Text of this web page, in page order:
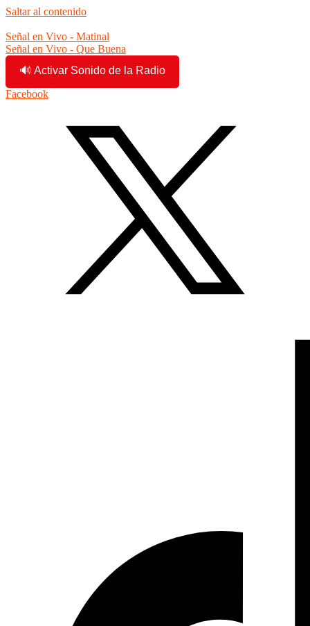
Saltar al contenido
Señal en Vivo - Matinal
Señal en Vivo - Que Buena
🔊 Activar Sonido de la Radio
Facebook